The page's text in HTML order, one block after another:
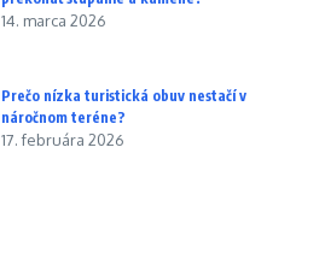
14. marca 2026
Prečo nízka turistická obuv nestačí v
náročnom teréne?
17. februára 2026